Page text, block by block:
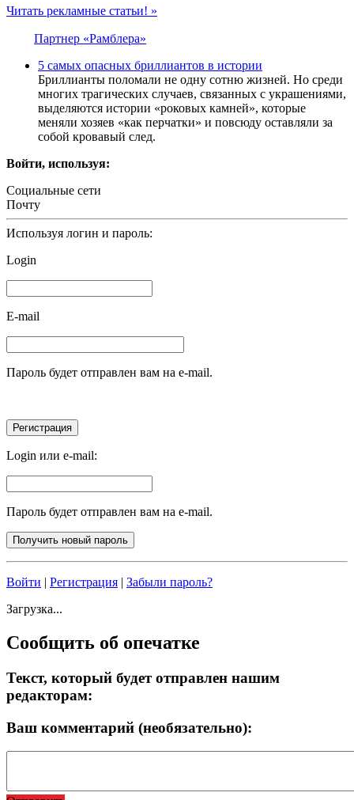
Читать рекламные статьи! »
Партнер «Рамблера»
5 самых опасных бриллиантов в истории
Бриллианты поломали не одну сотню жизней. Но среди
многих трагических случаев, связанных с украшениями,
выделяются истории «роковых камней», которые
меняли хозяев «как перчатки» и повсюду оставляли за
собой кровавый след.
Войти, используя:
Социальные сети
Почту
Используя логин и пароль:
Login
E-mail
Пароль будет отправлен вам на e-mail.
Login или e-mail:
Пароль будет отправлен вам на e-mail.
Войти | Регистрация | Забыли пароль?
Загрузка...
Сообщить об опечатке
Текст, который будет отправлен нашим
редакторам:
Ваш комментарий (необязательно):